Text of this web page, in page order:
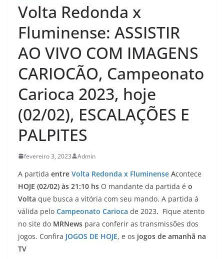
Volta Redonda x
Fluminense: ASSISTIR
AO VIVO COM IMAGENS
CARIOCÃO, Campeonato
Carioca 2023, hoje
(02/02), ESCALAÇÕES E
PALPITES
fevereiro 3, 2023 Admin
A partida entre Volta Redonda x Fluminense Acontece
HOJE (02/02) às 21:10 hs O mandante da partida é o
Volta que busca a vitória com seu mando. A partida á
válida pelo Campeonato Carioca de 2023. Fique atento
no site do MRNews para conferir as transmissões dos
jogos. Confira JOGOS DE HOJE, e os jogos de amanhã na
TV